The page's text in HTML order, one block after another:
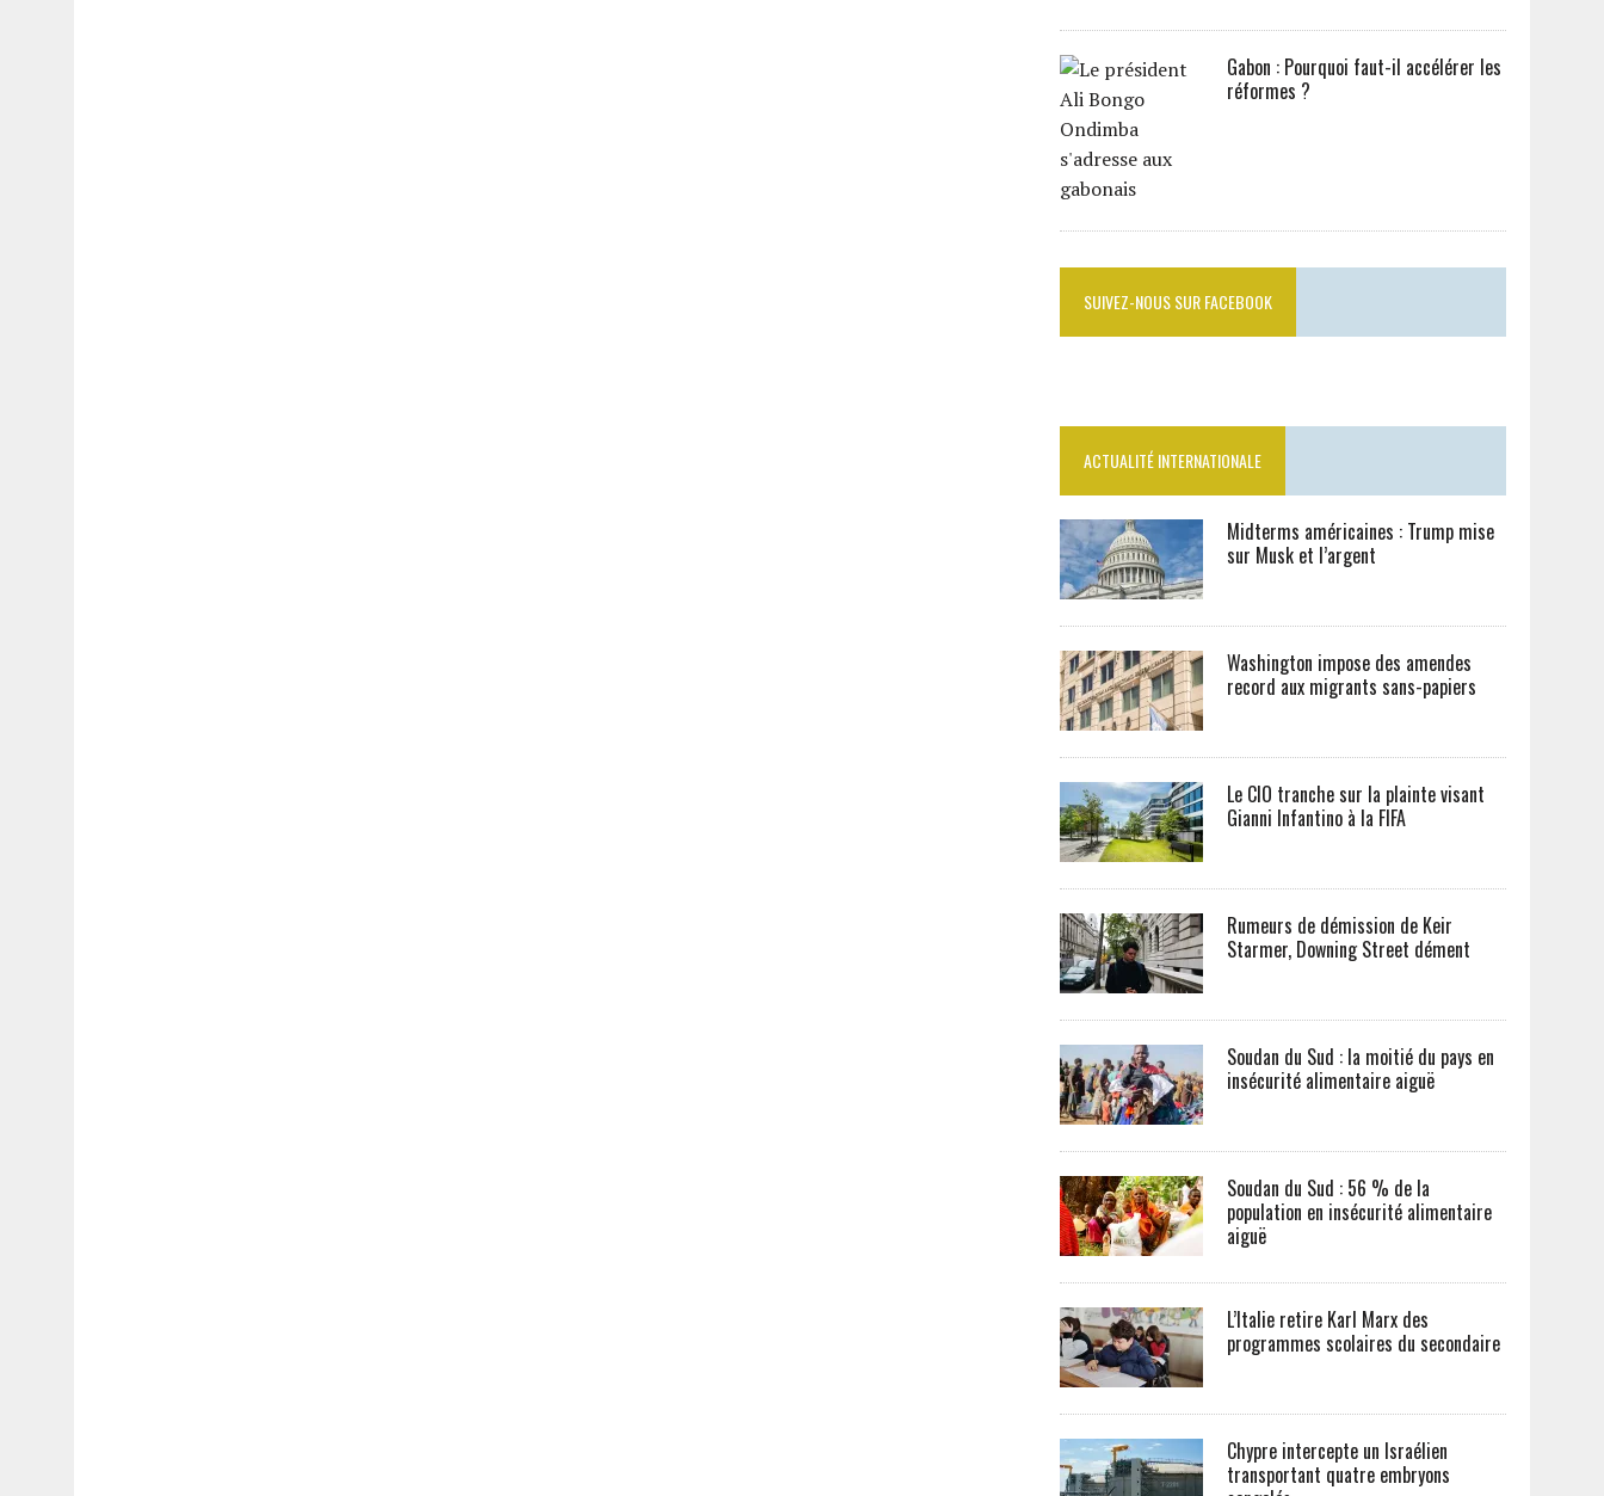
Gabon : Pourquoi faut-il accélérer les
réformes ?
SUIVEZ-NOUS SUR FACEBOOK
ACTUALITÉ INTERNATIONALE
Midterms américaines : Trump mise
sur Musk et l’argent
Washington impose des amendes
record aux migrants sans-papiers
Le CIO tranche sur la plainte visant
Gianni Infantino à la FIFA
Rumeurs de démission de Keir
Starmer, Downing Street dément
Soudan du Sud : la moitié du pays en
insécurité alimentaire aiguë
Soudan du Sud : 56 % de la
population en insécurité alimentaire
aiguë
L’Italie retire Karl Marx des
programmes scolaires du secondaire
Chypre intercepte un Israélien
transportant quatre embryons